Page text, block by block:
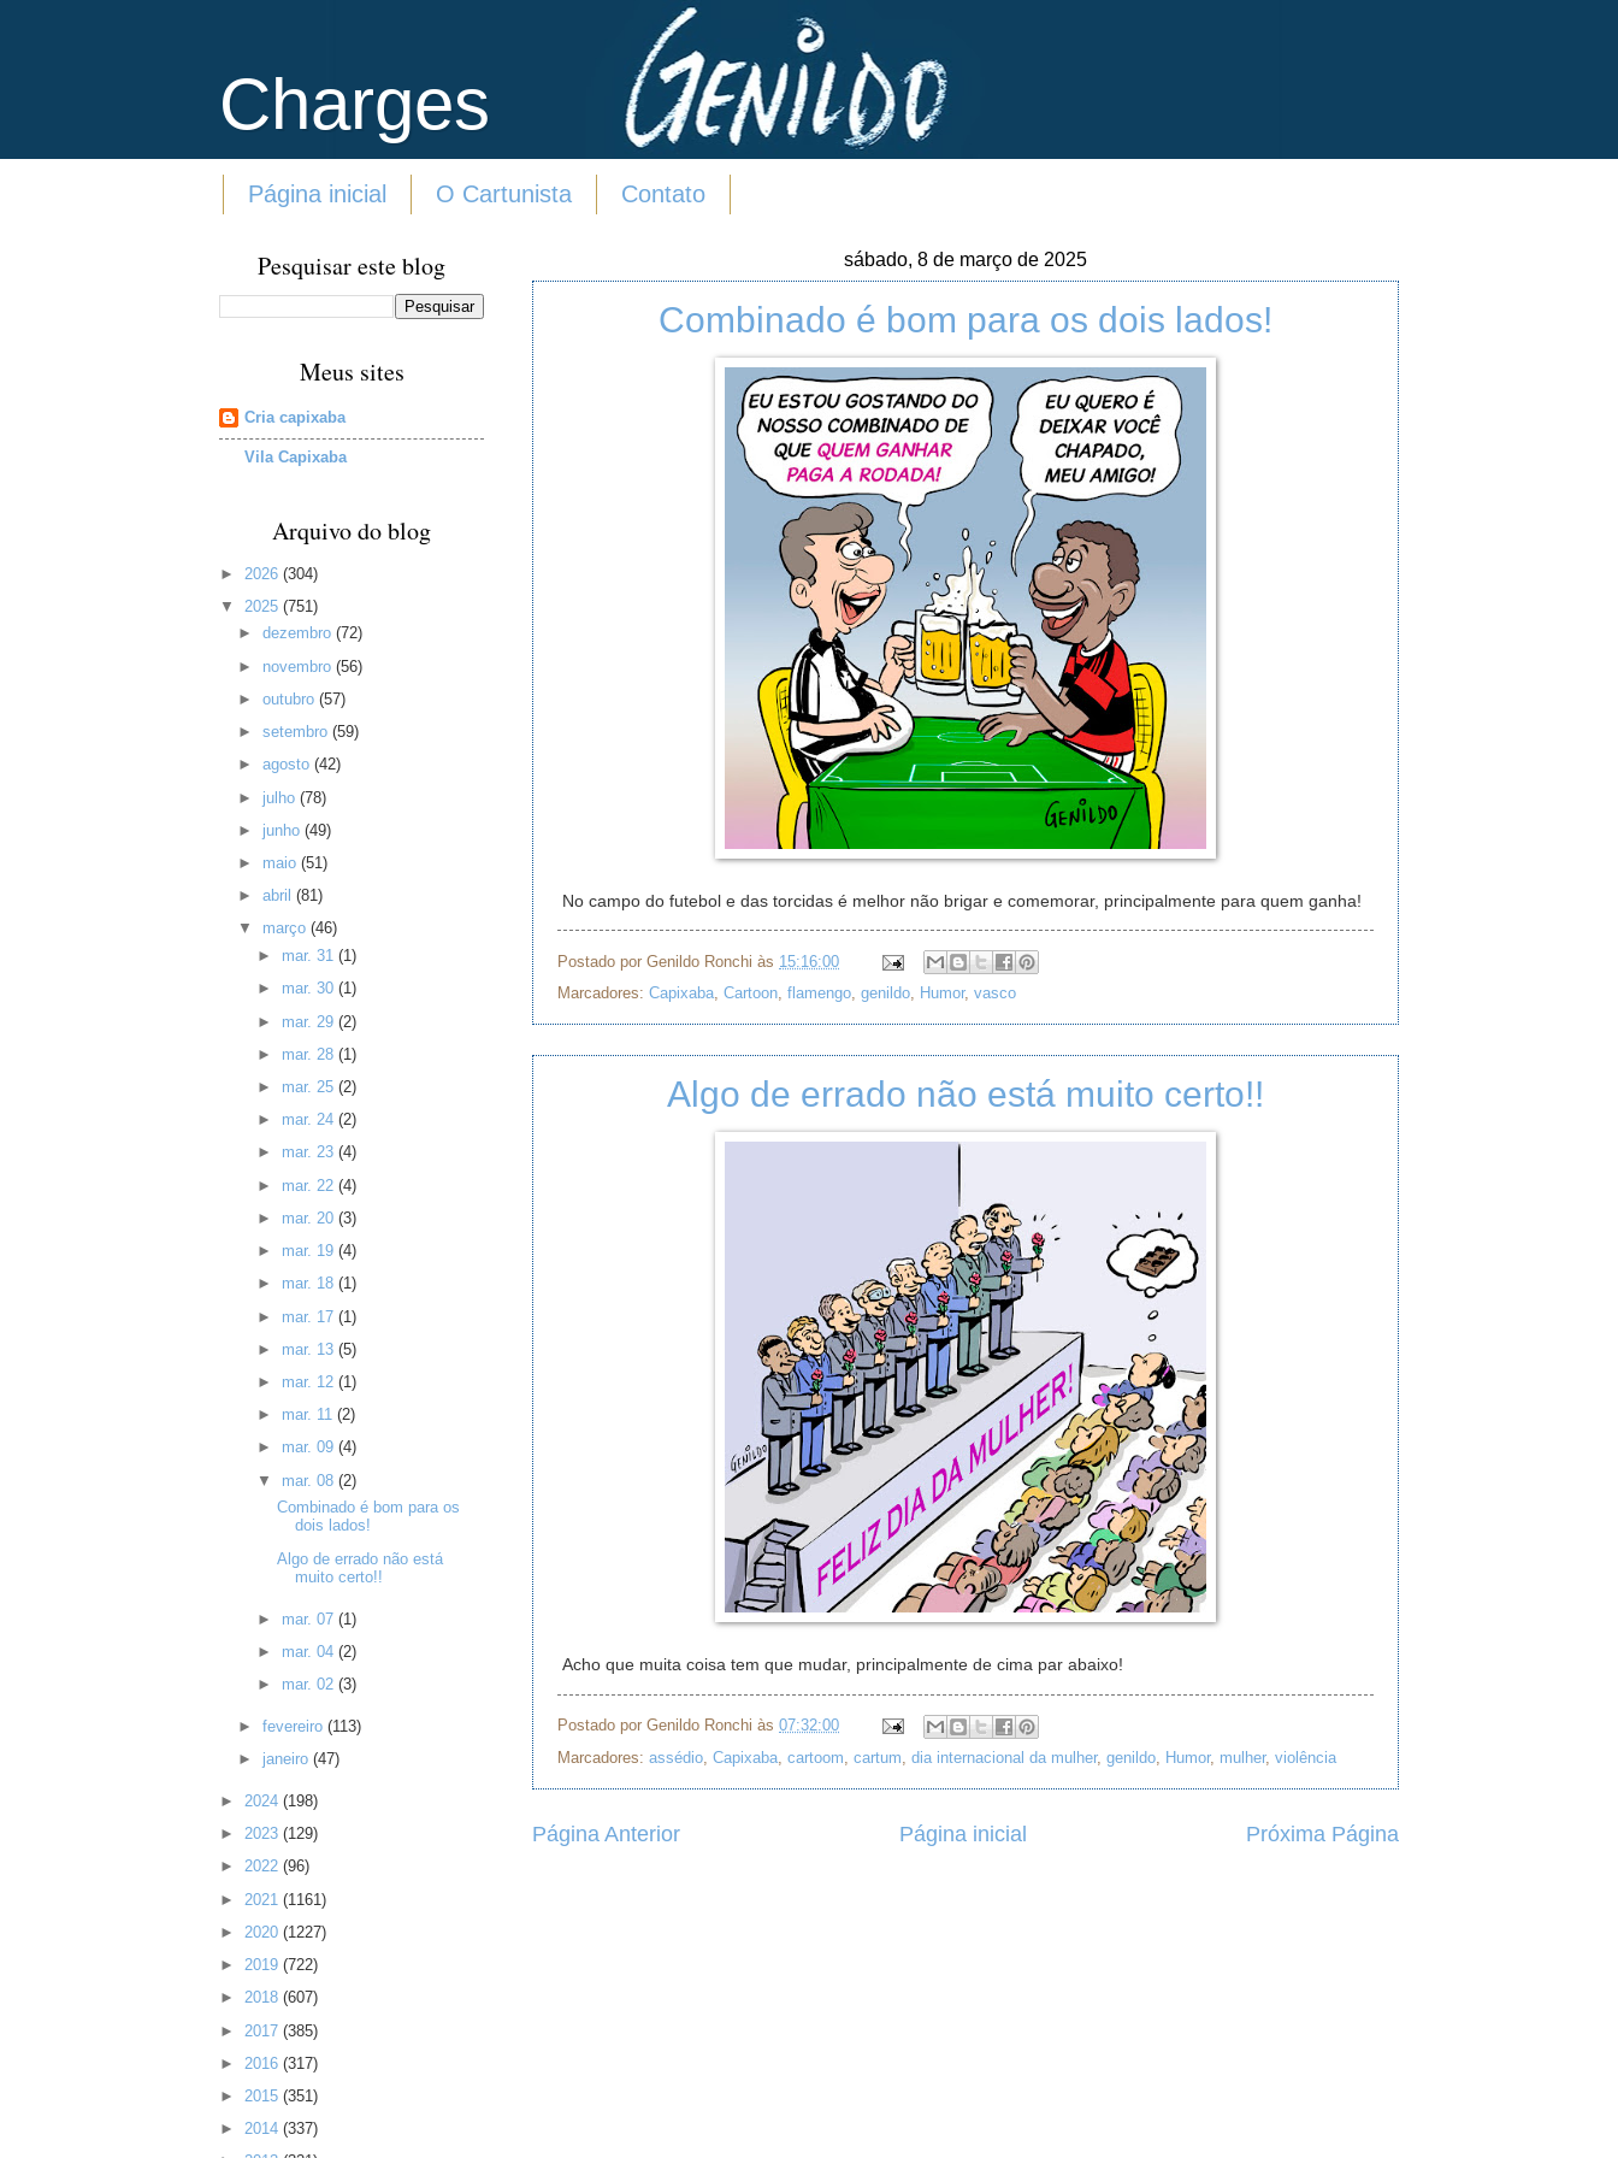
Charges
Página inicial O Cartunista Contato
sábado, 8 de março de 2025
Combinado é bom para os dois lados!
No campo do futebol e das torcidas é melhor não brigar e comemorar, principalmente para quem ganha!
Postado por Genildo Ronchi às 15:16:00
Marcadores: Capixaba, Cartoon, flamengo, genildo, Humor, vasco
Algo de errado não está muito certo!!
Acho que muita coisa tem que mudar, principalmente de cima par abaixo!
Postado por Genildo Ronchi às 07:32:00
Marcadores: assédio Capixaba cartoom cartum dia internacional da mulher, genildo Humor, mulher, violência
Página Anterior Próxima Página
Página inicial
Pesquisar este blog
Meus sites
Cria capixaba
Vila Capixaba
Arquivo do blog
► 2026 (304)
▼ 2025 (751)
►dezembro(72)
► novembro(56)
►outubro(57)
►setembro(59)
►agosto(42)
► julho(78)
► junho(49)
► maio(51)
►abril(81)
▼ março(46)
► mar. 31 (1)
► mar. 30 (1)
► mar. 29 (2)
► mar. 28 (1)
► mar. 25 (2)
► mar. 24 (2)
► mar. 23 (4)
► mar. 22 (4)
► mar. 20 (3)
► mar. 19 (4)
► mar. 18 (1)
► mar. 17 (1)
► mar. 13 (5)
► mar. 12 (1)
► mar. 11 (2)
► mar. 09 (4)
▼ mar. 08 (2)
Combinado é bom para os
dois lados!
Algo de errado não está
muito certo!!
► mar. 07 (1)
► mar. 04 (2)
► mar. 02 (3)
►fevereiro(113)
► janeiro(47)
► 2024 (198)
► 2023 (129)
► 2022 (96)
► 2021 (1161)
► 2020 (1227)
► 2019 (722)
► 2018 (607)
► 2017 (385)
► 2016 (317)
► 2015 (351)
► 2014 (337)